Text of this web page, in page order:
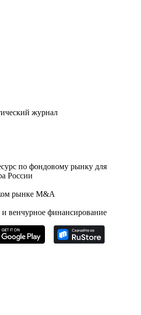
журнал
по фондовому рынку для
России
рынке M&A
венчурное финансирование